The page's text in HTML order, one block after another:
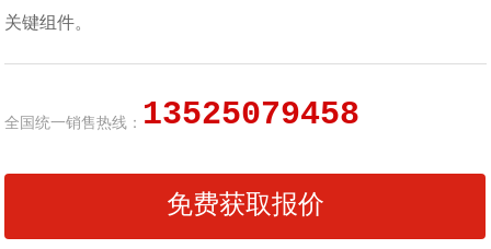
关键组件。
全国统一销售热线： 13525079458
免费获取报价